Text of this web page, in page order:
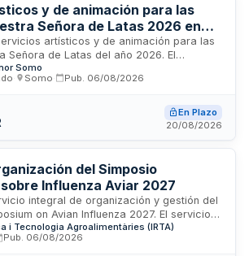
y de animación para las
Señora de Latas 2026 en
artísticos y de animación para las
Señora de Latas del año 2026. El
la prestación de espectáculos en vivo,
sonorización, iluminación y
al Mar. El contratista deberá
técnico y artístico, montaje y
en prevención de riesgos laborales e
Somo
Somo Pub. 06/08/2026
En Plazo
20/08/2026
del Simposio
Influenza Aviar 2027
integral de organización y gestión del
on Avian Influenza 2027. El servicio
de proveedores, gestión logística del
asistentes, secretaría técnica, catering,
i Tecnologia Agroalimentàries (IRTA)
Pub. 06/08/2026